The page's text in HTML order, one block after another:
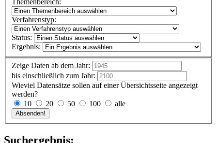
Verfahrenstyp:
Status:
Ergebnis:
Zeige Daten ab dem Jahr:
bis einschließlich zum Jahr:
Wieviel Datensätze sollen auf einer Übersichtsseite angezeigt
werden?
10
20 50 100 alle
Suchergebnis: